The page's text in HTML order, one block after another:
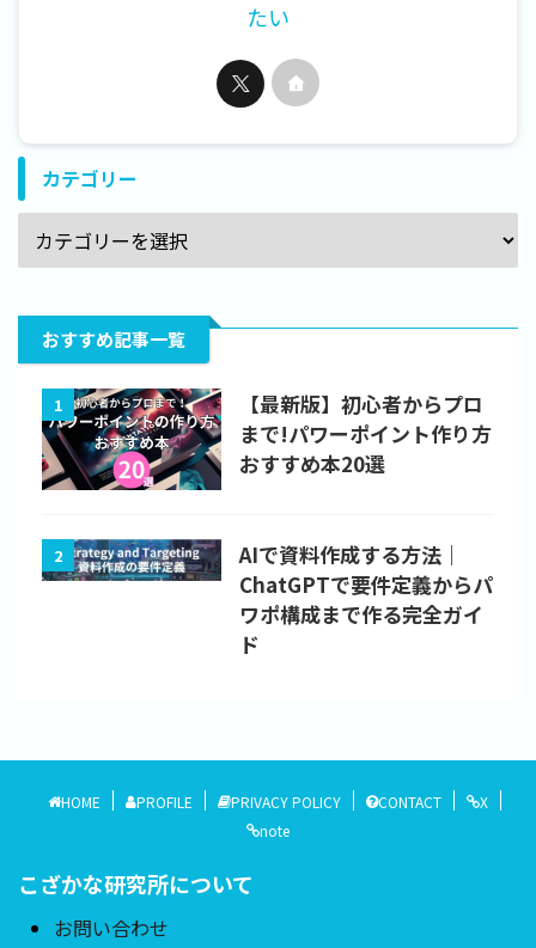
たい
カテゴリー
おすすめ記事一覧
1
【最新版】初心者からプロ
まで!パワーポイント作り方
おすすめ本20選
2
AIで資料作成する方法｜
ChatGPTで要件定義からパ
ワポ構成まで作る完全ガイ
ド
HOME PROFILE PRIVACY POLICY CONTACT
X
note
こざかな研究所について
お問い合わせ